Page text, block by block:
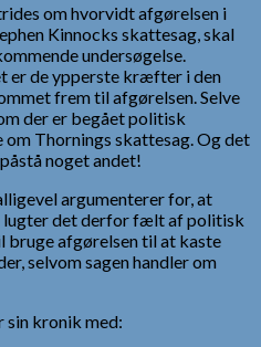
om hvorvidt afgørelsen i
Kinnocks skattesag, skal
undersøgelse.
er de ypperste kræfter i den
frem til afgørelsen. Selve
der er begået politisk
om Thornings skattesag. Og det
noget andet!
argumenterer for, at
lugter det derfor fælt af politisk
afgørelsen til at kaste
selvom sagen handler om
sin kronik med: